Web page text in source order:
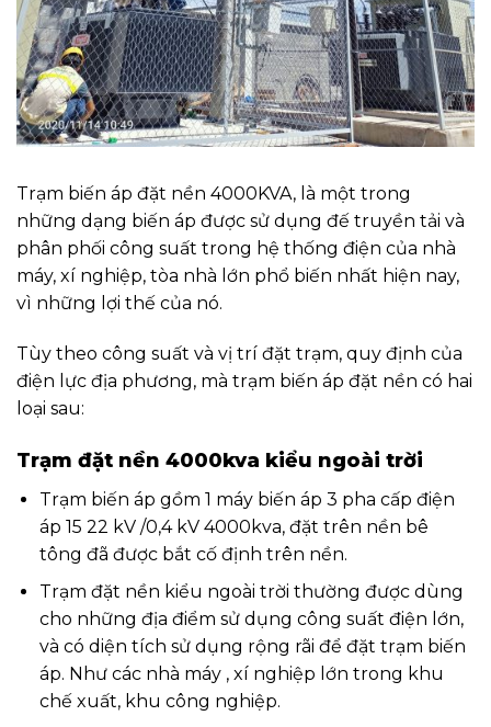
Trạm biến áp đặt nền 4000KVA, là một trong
những dạng biến áp được sử dụng đế truyền tải và
phân phối công suất trong hệ thống điện của nhà
máy, xí nghiệp, tòa nhà lớn phổ biến nhất hiện nay,
vì những lợi thế của nó.
Tùy theo công suất và vị trí đặt trạm, quy định của
điện lực địa phương, mà trạm biến áp đặt nền có hai
loại sau:
Trạm đặt nền 4000kva kiểu ngoài trời
Trạm biến áp gồm 1 máy biến áp 3 pha cấp điện
áp 15 22 kV /0,4 kV 4000kva, đặt trên nền bê
tông đã được bắt cố định trên nền.
Trạm đặt nền kiểu ngoài trời thường được dùng
cho những địa điểm sử dụng công suất điện lớn,
và có diện tích sử dụng rộng rãi để đặt trạm biến
áp. Như các nhà máy , xí nghiệp lớn trong khu
chế xuất, khu công nghiệp.